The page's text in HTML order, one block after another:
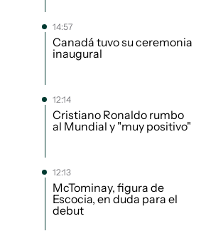
14:57
Canadá tuvo su ceremonia
inaugural
12:14
Cristiano Ronaldo rumbo
al Mundial y "muy positivo"
12:13
McTominay, figura de
Escocia, en duda para el
debut